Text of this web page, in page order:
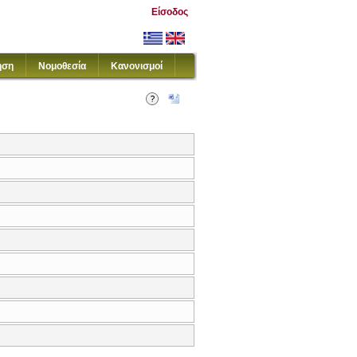
Είσοδος
Νομοθεσία Κανονισμοί